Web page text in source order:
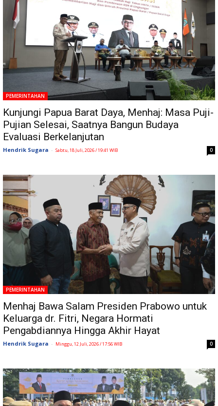
PEMERINTAHAN
Kunjungi Papua Barat Daya, Menhaj: Masa Puji-
Pujian Selesai, Saatnya Bangun Budaya
Evaluasi Berkelanjutan
Hendrik Sugara - Sabtu, 18 Juli, 2026 / 19:41 WIB 0
PEMERINTAHAN
Menhaj Bawa Salam Presiden Prabowo untuk
Keluarga dr. Fitri, Negara Hormati
Pengabdiannya Hingga Akhir Hayat
Hendrik Sugara - Minggu, 12 Juli, 2026 / 17:56 WIB 0